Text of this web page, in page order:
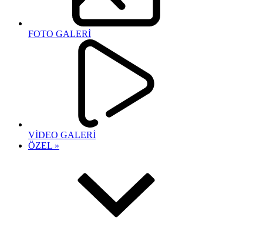
FOTO GALERİ
VİDEO GALERİ
ÖZEL »